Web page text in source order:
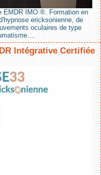
EMDR IMO ®. Formation en
ericksonienne, de
oculaires de type
Intégrative Certifiée